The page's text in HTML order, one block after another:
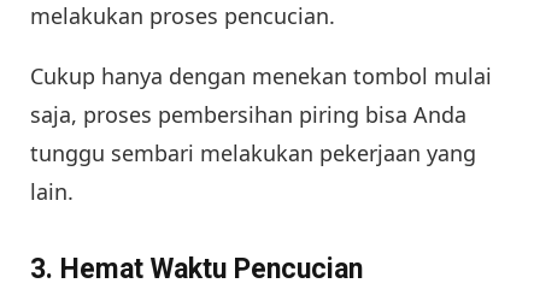
melakukan proses pencucian.
Cukup hanya dengan menekan tombol mulai
saja, proses pembersihan piring bisa Anda
tunggu sembari melakukan pekerjaan yang
lain.
3. Hemat Waktu Pencucian